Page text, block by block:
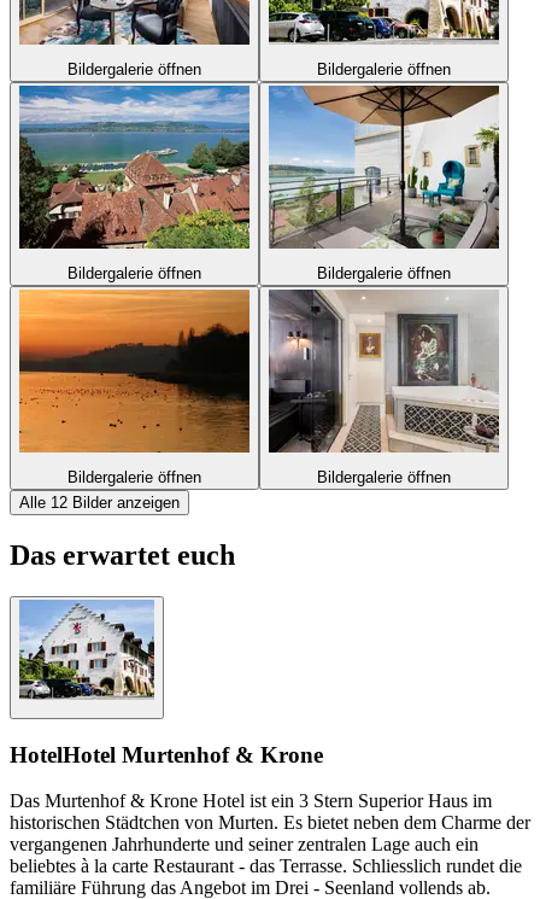
Bildergalerie öffnen Bildergalerie öffnen
Bildergalerie öffnen Bildergalerie öffnen
Bildergalerie öffnen
Bildergalerie öffnen
Alle 12 Bilder anzeigen
Das erwartet euch
HotelHotel Murtenhof & Krone
Das Murtenhof & Krone Hotel ist ein 3 Stern Superior Haus im
historischen Städtchen von Murten. Es bietet neben dem Charme der
vergangenen Jahrhunderte und seiner zentralen Lage auch ein
beliebtes à la carte Restaurant - das Terrasse. Schliesslich rundet die
familiäre Führung das Angebot im Drei - Seenland vollends ab.